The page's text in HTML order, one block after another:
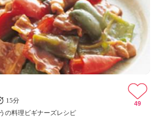
15分
の料理ビギナーズレシピ
49